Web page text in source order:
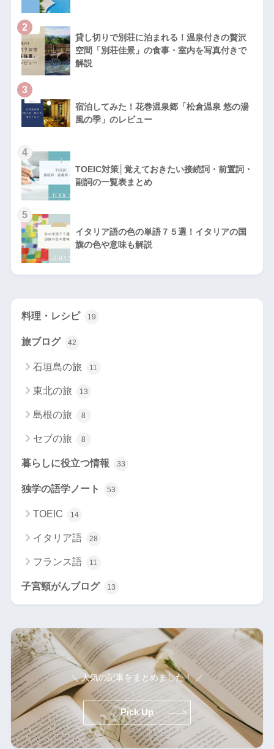
2
貸し切りで別荘に泊まれる！温泉付きの贅沢
空間「別荘佳景」の食事・室内を写真付きで
解説
3
宿泊してみた！花巻温泉郷「松倉温泉 悠の湯
風の季」のレビュー
4
TOEIC対策│覚えておきたい接続詞・前置詞・
副詞の一覧表まとめ
5
イタリア語の色の単語７５選！イタリアの国
旗の色や意味も解説
料理・レシピ 19
旅ブログ 42
石垣島の旅 11
東北の旅 13
島根の旅 8
セブの旅 8
暮らしに役立つ情報 33
独学の語学ノート 53
TOEIC 14
イタリア語 28
フランス語 11
子宮頸がんブログ 13
＼ 人気の記事をまとめました！ ／
Pick Up